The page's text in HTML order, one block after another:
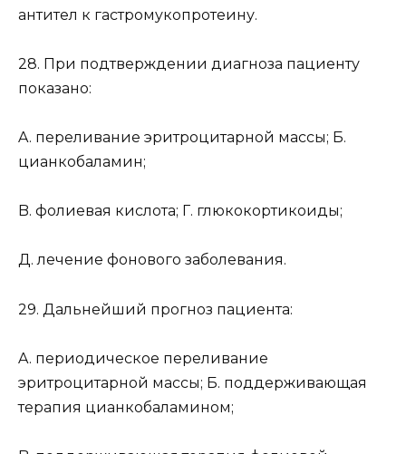
антител к гастромукопротеину.
28. При подтверждении диагноза пациенту
показано:
A. переливание эритроцитарной массы; Б.
цианкобаламин;
B. фолиевая кислота; Г. глюкокортикоиды;
Д. лечение фонового заболевания.
29. Дальнейший прогноз пациента:
A. периодическое переливание
эритроцитарной массы; Б. поддерживающая
терапия цианкобаламином;